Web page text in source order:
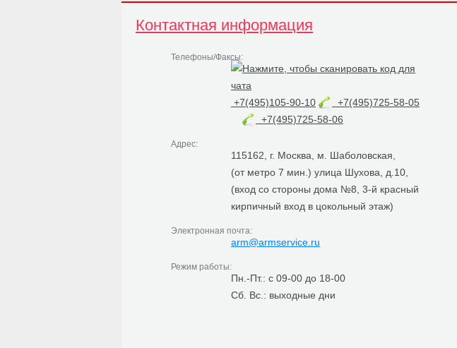
Контактная информация
Телефоны/Факсы:
+7(495)105-90-10
+7(495)725-58-05
+7(495)725-58-06
Адрес:
115162, г. Москва, м. Шаболовская,
(от метро 7 мин.) улица Шухова, д.10,
(вход со стороны дома №8, 3-й красный
кирпичный вход в цокольный этаж)
Электронная почта:
arm@armservice.ru
Режим работы:
Пн.-Пт.: с 09-00 до 18-00
Сб. Вс.: выходные дни